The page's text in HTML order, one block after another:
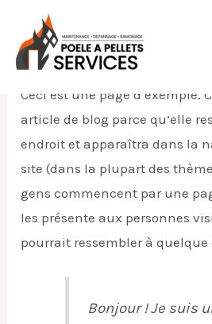
contenu
Page d’exemple
Ceci est une page d’exemple.
article de blog parce qu’elle
endroit et apparaîtra dans la
site (dans la plupart des
gens commencent par une
les présente aux personnes
pourrait ressembler à quelque
Bonjour ! Je suis